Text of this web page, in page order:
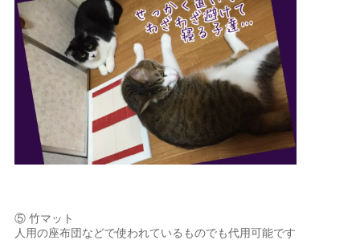
⑤ 竹マット
人用の座布団などで使われているものでも代用可能です